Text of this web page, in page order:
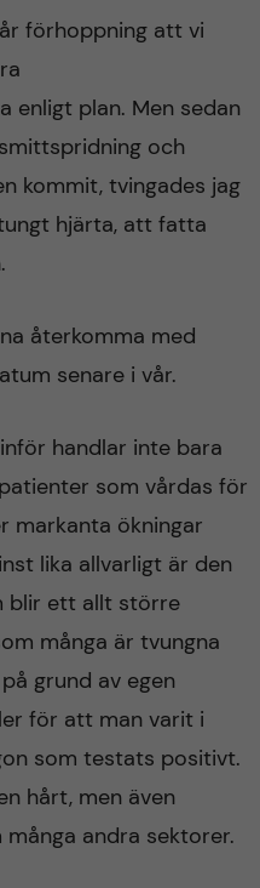
förhoppning att vi
enligt plan. Men sedan
och
kommit, tvingades jag
hjärta, att fatta
återkomma med
senare i vår.
handlar inte bara
som vårdas för
markanta ökningar
lika allvarligt är den
blir ett allt större
många är tvungna
grund av egen
för att man varit i
som testats positivt.
hårt, men även
andra sektorer.